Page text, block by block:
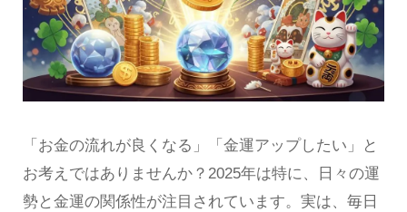
「お金の流れが良くなる」「金運アップしたい」と
お考えではありませんか？2025年は特に、日々の運
勢と金運の関係性が注目されています。実は、毎日